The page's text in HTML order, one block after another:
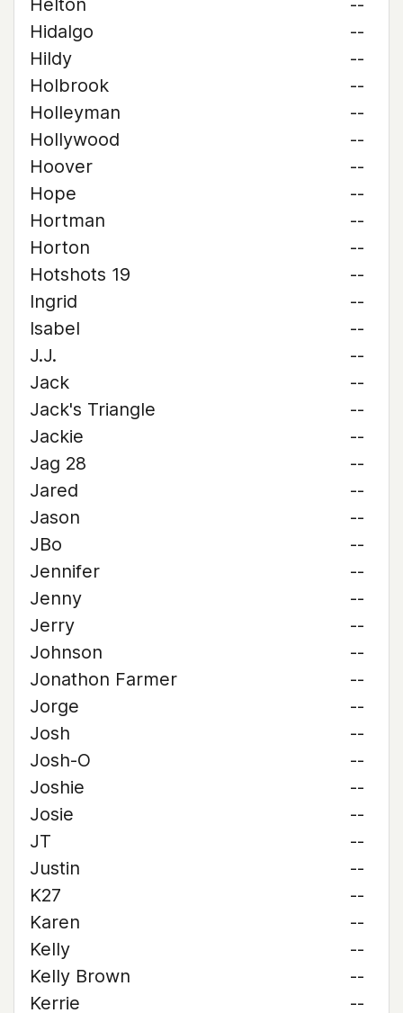
Helton
--
Hidalgo
--
Hildy
--
Holbrook
--
Holleyman
--
Hollywood
--
Hoover
--
Hope
--
Hortman
--
Horton
--
Hotshots 19
--
Ingrid
--
Isabel
--
J.J.
--
Jack
--
Jack's Triangle
--
Jackie
--
Jag 28
--
Jared
--
Jason
--
JBo
--
Jennifer
--
Jenny
--
Jerry
--
Johnson
--
Jonathon Farmer
--
Jorge
--
Josh
--
Josh-O
--
Joshie
--
Josie
--
JT
--
Justin
--
K27
--
Karen
--
Kelly
--
Kelly Brown
--
Kerrie
--